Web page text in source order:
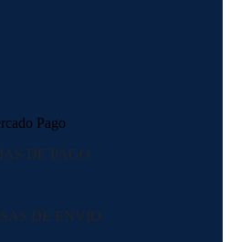
Pago
DE PAGO
DE ENVIO